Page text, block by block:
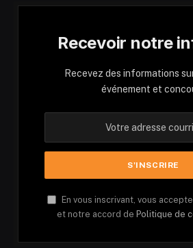
Recevoir notre
Recevez des informations
événement et
En vous inscrivant, vous
et notre accord de Politique de